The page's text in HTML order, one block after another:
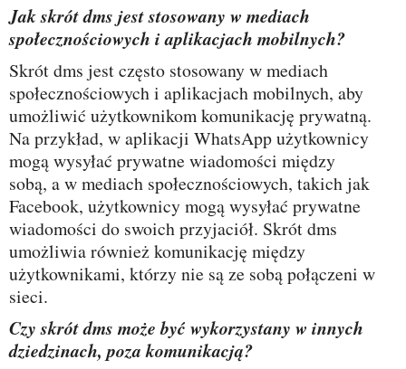
Jak skrót dms jest stosowany w mediach
społecznościowych i aplikacjach mobilnych?
Skrót dms jest często stosowany w mediach
społecznościowych i aplikacjach mobilnych, aby
umożliwić użytkownikom komunikację prywatną.
Na przykład, w aplikacji WhatsApp użytkownicy
mogą wysyłać prywatne wiadomości między
sobą, a w mediach społecznościowych, takich jak
Facebook, użytkownicy mogą wysyłać prywatne
wiadomości do swoich przyjaciół. Skrót dms
umożliwia również komunikację między
użytkownikami, którzy nie są ze sobą połączeni w
sieci.
Czy skrót dms może być wykorzystany w innych
dziedzinach, poza komunikacją?